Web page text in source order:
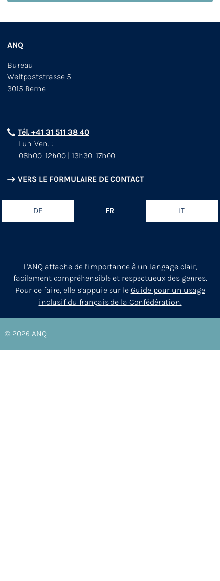
ANQ
Bureau
Weltpoststrasse 5
3015 Berne
Tél. +41 31 511 38 40
Lun-Ven. :
08h00–12h00 | 13h30–17h00
VERS LE FORMULAIRE DE CONTACT
DE FR IT
L’ANQ attache de l’importance à un langage clair,
facilement compréhensible et respectueux des genres.
Pour ce faire, elle s’appuie sur le Guide pour un usage
inclusif du français de la Confédération.
© 2026 ANQ